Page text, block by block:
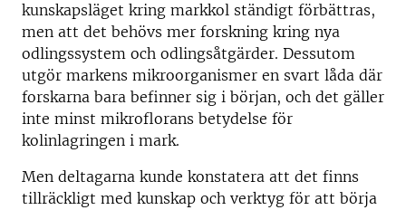
kunskapsläget kring markkol ständigt förbättras,
men att det behövs mer forskning kring nya
odlingssystem och odlingsåtgärder. Dessutom
utgör markens mikroorganismer en svart låda där
forskarna bara befinner sig i början, och det gäller
inte minst mikroflorans betydelse för
kolinlagringen i mark.
Men deltagarna kunde konstatera att det finns
tillräckligt med kunskap och verktyg för att börja